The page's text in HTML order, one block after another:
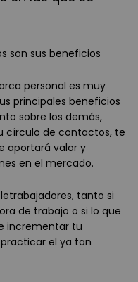
son sus beneficios
personal es muy
principales beneficios
sobre los demás,
círculo de contactos, te
aportará valor y
en el mercado.
tanto si
de trabajo o si lo que
incrementar tu
el ya tan